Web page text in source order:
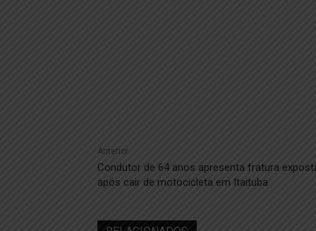
Anterior
Condutor de 64 anos apresenta fratura
após cair de motocicleta em Itaituba